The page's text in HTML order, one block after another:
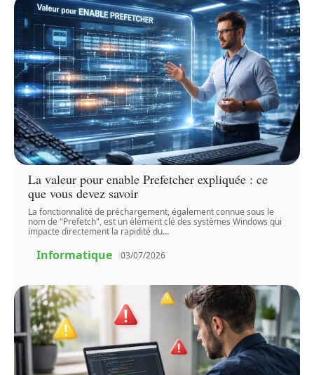
La valeur pour enable Prefetcher expliquée : ce
que vous devez savoir
La fonctionnalité de préchargement, également connue sous le
nom de "Prefetch", est un élément clé des systèmes Windows qui
impacte directement la rapidité du…
Informatique 03/07/2026